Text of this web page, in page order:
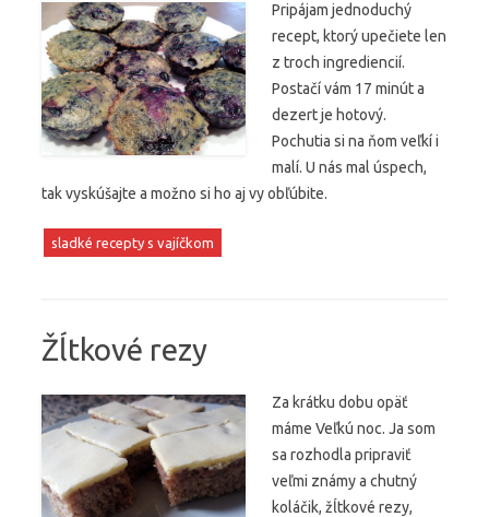
Pripájam jednoduchý
recept, ktorý upečiete len
z troch ingrediencií.
Postačí vám 17 minút a
dezert je hotový.
Pochutia si na ňom veľkí i
malí. U nás mal úspech,
tak vyskúšajte a možno si ho aj vy obľúbite.
sladké recepty s vajíčkom
Žĺtkové rezy
Za krátku dobu opäť
máme Veľkú noc. Ja som
sa rozhodla pripraviť
veľmi známy a chutný
koláčik, žĺtkové rezy,